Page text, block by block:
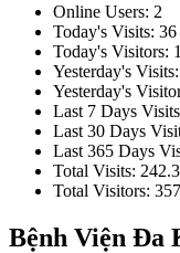
Online Users: 2
Today's Visits: 36
Today's Visitors:
Yesterday's Visits:
Yesterday's
Last 7 Days
Last 30 Days
Last 365 Days
Total Visits:
Total Visitors:
Bệnh Viện Đa